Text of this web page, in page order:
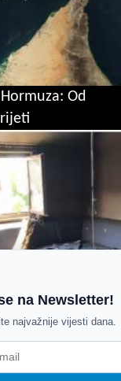
Od
na Newsletter!
najvažnije vijesti dana.